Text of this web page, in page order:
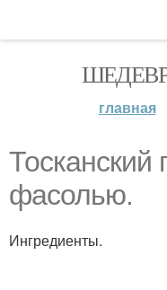
главная
Тосканский
фасолью.
Ингредиенты.